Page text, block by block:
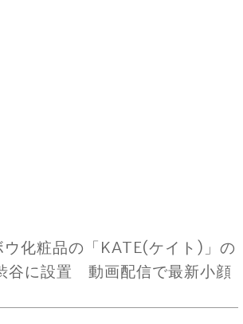
ウ化粧品の「KATE(ケイト)」の
谷に設置 動画配信で最新小顔